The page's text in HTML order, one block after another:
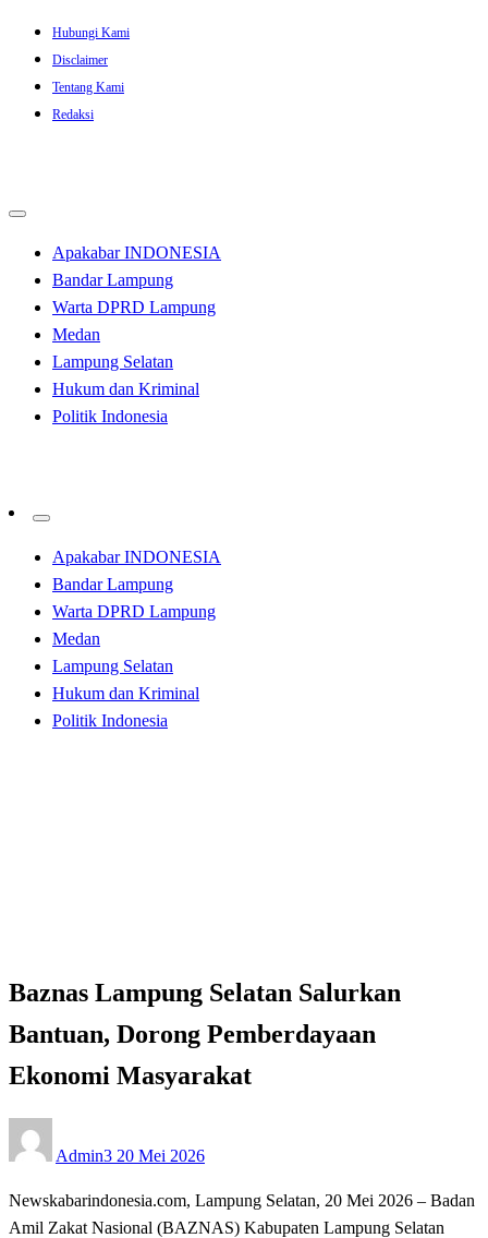
Skip
content
Hubungi Kami
Disclaimer
Tentang Kami
Redaksi
Apakabar INDONESIA
Bandar Lampung
Warta DPRD Lampung
Medan
Lampung Selatan
Hukum dan Kriminal
Politik Indonesia
Apakabar INDONESIA
Bandar Lampung
Warta DPRD Lampung
Medan
Lampung Selatan
Hukum dan Kriminal
Politik Indonesia
Baznas Lampung Selatan Salurkan
Bantuan, Dorong Pemberdayaan
Ekonomi Masyarakat
Admin3 on
20 Mei 2026
Newskabarindonesia.com, Lampung Selatan, 20 Mei 2026 – Badan
Amil Zakat Nasional (BAZNAS) Kabupaten Lampung Selatan